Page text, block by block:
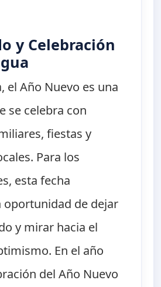
y Celebración
el Año Nuevo es una
se celebra con
fiestas y
Para los
esta fecha
oportunidad de dejar
y mirar hacia el
En el año
del Año Nuevo